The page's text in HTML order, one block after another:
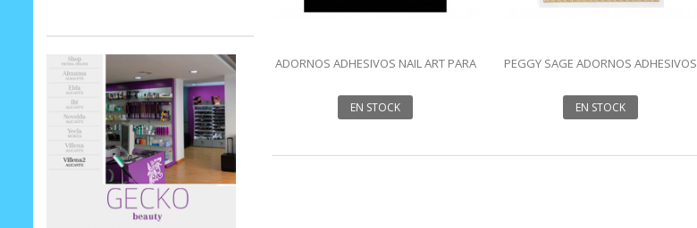
ADORNOS ADHESIVOS NAIL ART PARA
EN STOCK
PEGGY SAGE ADORNOS ADHESIVOS
EN STOCK